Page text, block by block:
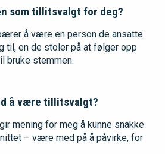
som tillitsvalgt for deg?
å være en person de ansatte
til, en de stoler på at følger opp
bruke stemmen.
å være tillitsvalgt?
mening for meg å kunne snakke
– være med på å påvirke, for